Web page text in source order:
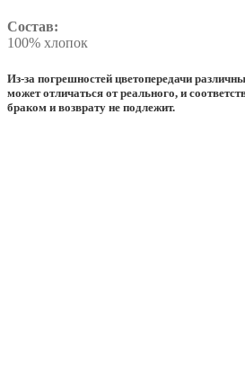
Состав:
100% хлопок
Из-за погрешностей цветопередачи
может отличаться от реального, и
браком и возврату не подлежит.